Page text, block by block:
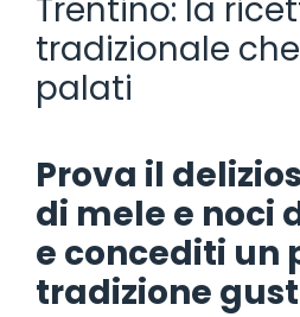
Trentino: la
tradizionale
palati
Prova il
di mele e noci
e concediti un
tradizione